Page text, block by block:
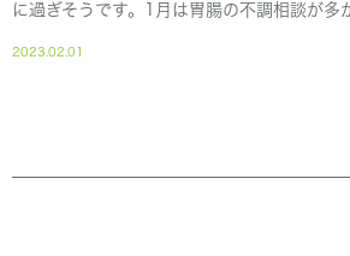
に過ぎそうです。1月は胃腸の不調相談が多
2023.02.01